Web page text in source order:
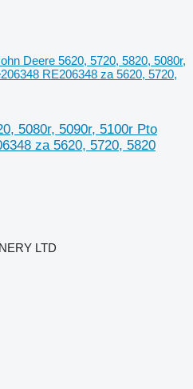
Deere 5620, 5720, 5820, 5080r,
RE206348 za 5620, 5720,
5080r, 5090r, 5100r Pto
za 5620, 5720, 5820
LTD